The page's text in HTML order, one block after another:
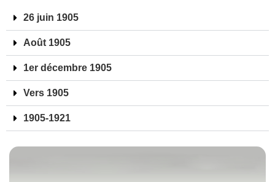
26 juin 1905
Août 1905
1er décembre 1905
Vers 1905
1905-1921